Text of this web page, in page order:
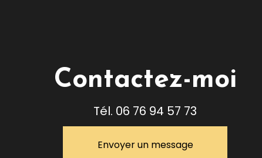
Contactez-moi
Tél. 06 76 94 57 73
Envoyer un message